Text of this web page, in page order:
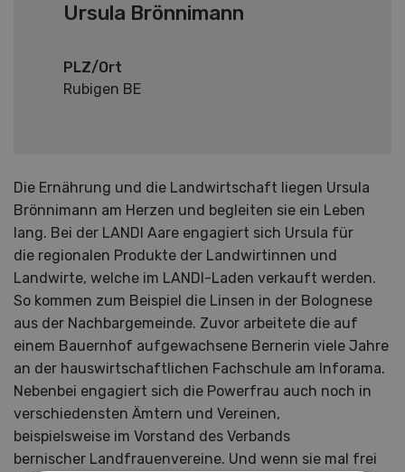
Ursula Brönnimann
PLZ/Ort
Rubigen BE
Die Ernährung und die Landwirtschaft liegen Ursula
Brönnimann am Herzen und begleiten sie ein Leben
lang. Bei der LANDI Aare engagiert sich Ursula für
die regionalen Produkte der Landwirtinnen und
Landwirte, welche im LANDI-Laden verkauft werden.
So kommen zum Beispiel die Linsen in der Bolognese
aus der Nachbargemeinde. Zuvor arbeitete die auf
einem Bauernhof aufgewachsene Bernerin viele Jahre
an der hauswirtschaftlichen Fachschule am Inforama.
Nebenbei engagiert sich die Powerfrau auch noch in
verschiedensten Ämtern und Vereinen,
beispielsweise im Vorstand des Verbands
bernischer Landfrauenvereine. Und wenn sie mal frei